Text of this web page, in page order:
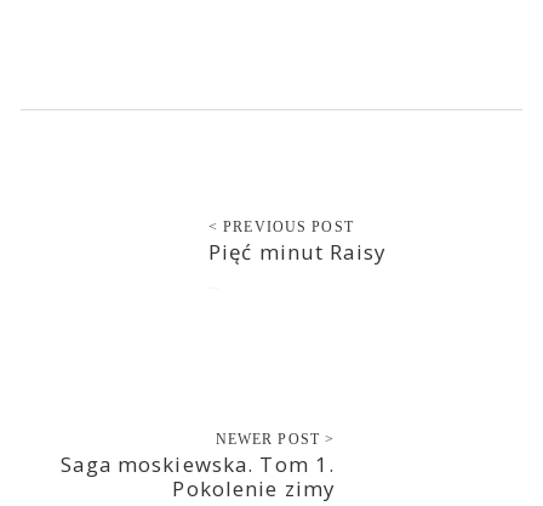
< PREVIOUS POST
Pięć minut Raisy
NEWER POST >
Saga moskiewska. Tom 1.
Pokolenie zimy